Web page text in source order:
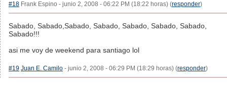
#18 Frank Espino - junio 2, 2008 - 06:22 PM (18:22 horas) (responder)
Sabado, Sabado,Sabado, Sabado, Sabado, Sabado, Sabado,
Sabado!!!
asi me voy de weekend para santiago lol
#19 Juan E. Camilo - junio 2, 2008 - 06:29 PM (18:29 horas) (responder)